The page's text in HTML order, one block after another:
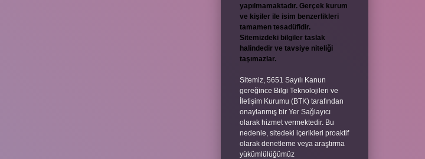
yapılmamaktadır. Gerçek kurum
ve kişiler ile isim benzerlikleri
tamamen tesadüfidir.
Sitemizdeki bilgiler taslak
halindedir ve tavsiye niteliği
taşımazlar.
Sitemiz, 5651 Sayılı Kanun
gereğince Bilgi Teknolojileri ve
İletişim Kurumu (BTK) tarafından
onaylanmış bir Yer Sağlayıcı
olarak hizmet vermektedir. Bu
nedenle, sitedeki içerikleri proaktif
olarak denetleme veya araştırma
yükümlülüğümüz